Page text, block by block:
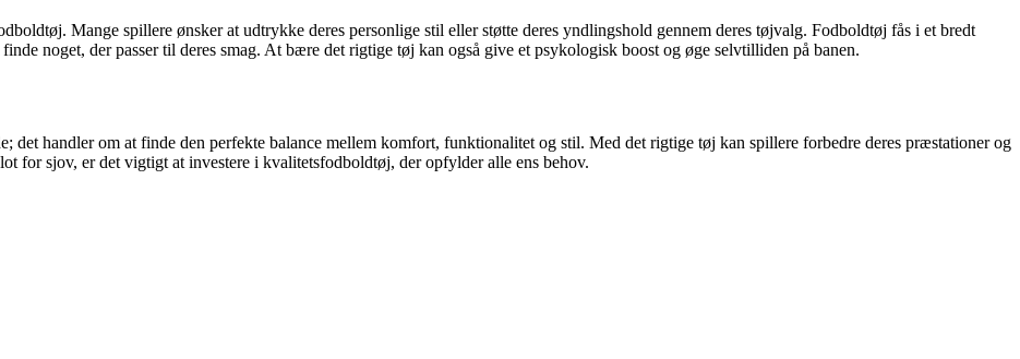
Mange spillere ønsker at udtrykke deres personlige stil eller støtte deres yndlingshold gennem deres tøjvalg. Fodboldtøj fås i et bredt
noget, der passer til deres smag. At bære det rigtige tøj kan også give et psykologisk boost og øge selvtilliden på banen.
det handler om at finde den perfekte balance mellem komfort, funktionalitet og stil. Med det rigtige tøj kan spillere forbedre deres præstationer og
for sjov, er det vigtigt at investere i kvalitetsfodboldtøj, der opfylder alle ens behov.